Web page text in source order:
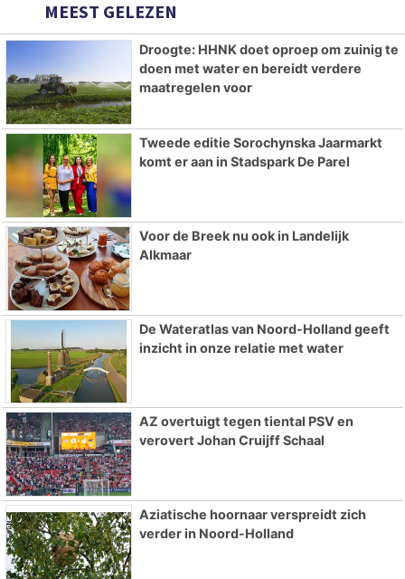
MEEST GELEZEN
Droogte: HHNK doet oproep om zuinig te
doen met water en bereidt verdere
maatregelen voor
Tweede editie Sorochynska Jaarmarkt
komt er aan in Stadspark De Parel
Voor de Breek nu ook in Landelijk
Alkmaar
De Wateratlas van Noord-Holland geeft
inzicht in onze relatie met water
AZ overtuigt tegen tiental PSV en
verovert Johan Cruijff Schaal
Aziatische hoornaar verspreidt zich
verder in Noord-Holland